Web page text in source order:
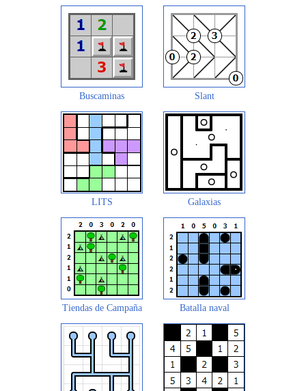
Buscaminas Slant
LITS Galaxias
Tiendas de Campaña Batalla naval